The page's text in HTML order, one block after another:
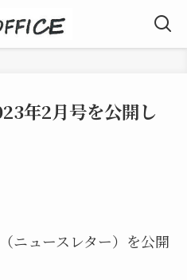
年2月号を公開し
ニュースレター）を公開